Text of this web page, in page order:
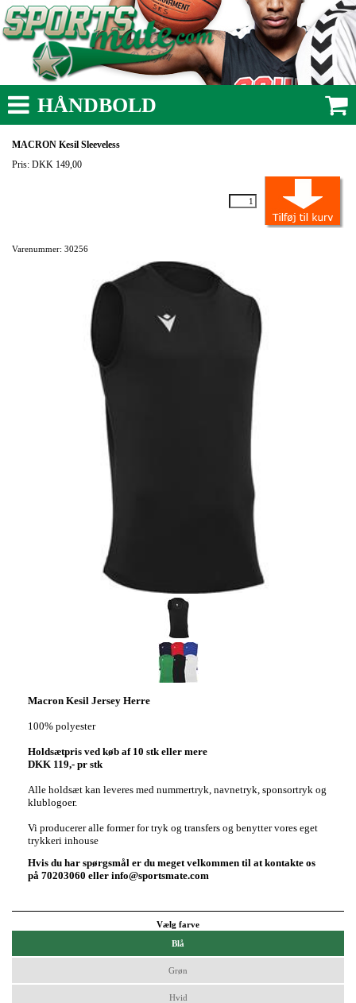
HÅNDBOLD
MACRON Kesil Sleeveless
Pris: DKK 149,00
Varenummer: 30256
Macron Kesil Jersey Herre
100% polyester
Holdsætpris ved køb af 10 stk eller mere
DKK 119,- pr stk
Alle holdsæt kan leveres med nummertryk, navnetryk, sponsortryk og
klublogoer.
Vi producerer alle former for tryk og transfers og benytter vores eget
trykkeri inhouse
Hvis du har spørgsmål er du meget velkommen til at kontakte os
på 70203060 eller info@sportsmate.com
Vælg farve
Blå
Grøn
Hvid